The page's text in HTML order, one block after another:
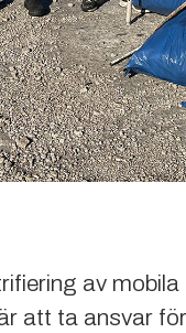
av mobila
att ta ansvar